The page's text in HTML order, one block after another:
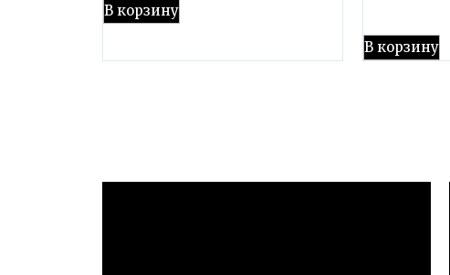
В корзину
В корзину